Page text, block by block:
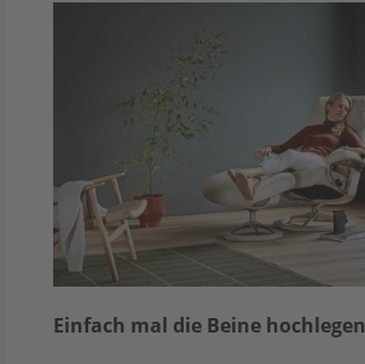
Einfach mal die Beine hochlegen